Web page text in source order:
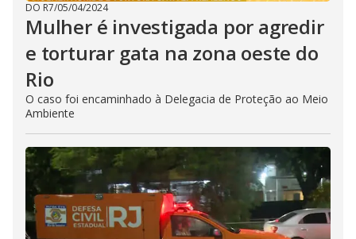
DO R7/05/04/2024
Mulher é investigada por agredir
e torturar gata na zona oeste do
Rio
O caso foi encaminhado à Delegacia de Proteção ao Meio
Ambiente